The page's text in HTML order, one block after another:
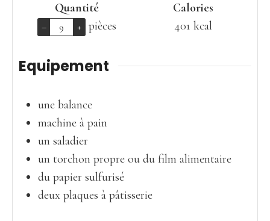
Quantité
– + pièces
Calories
401 kcal
Equipement
une balance
machine à pain
un saladier
un torchon propre ou du film alimentaire
du papier sulfurisé
deux plaques à pâtisserie